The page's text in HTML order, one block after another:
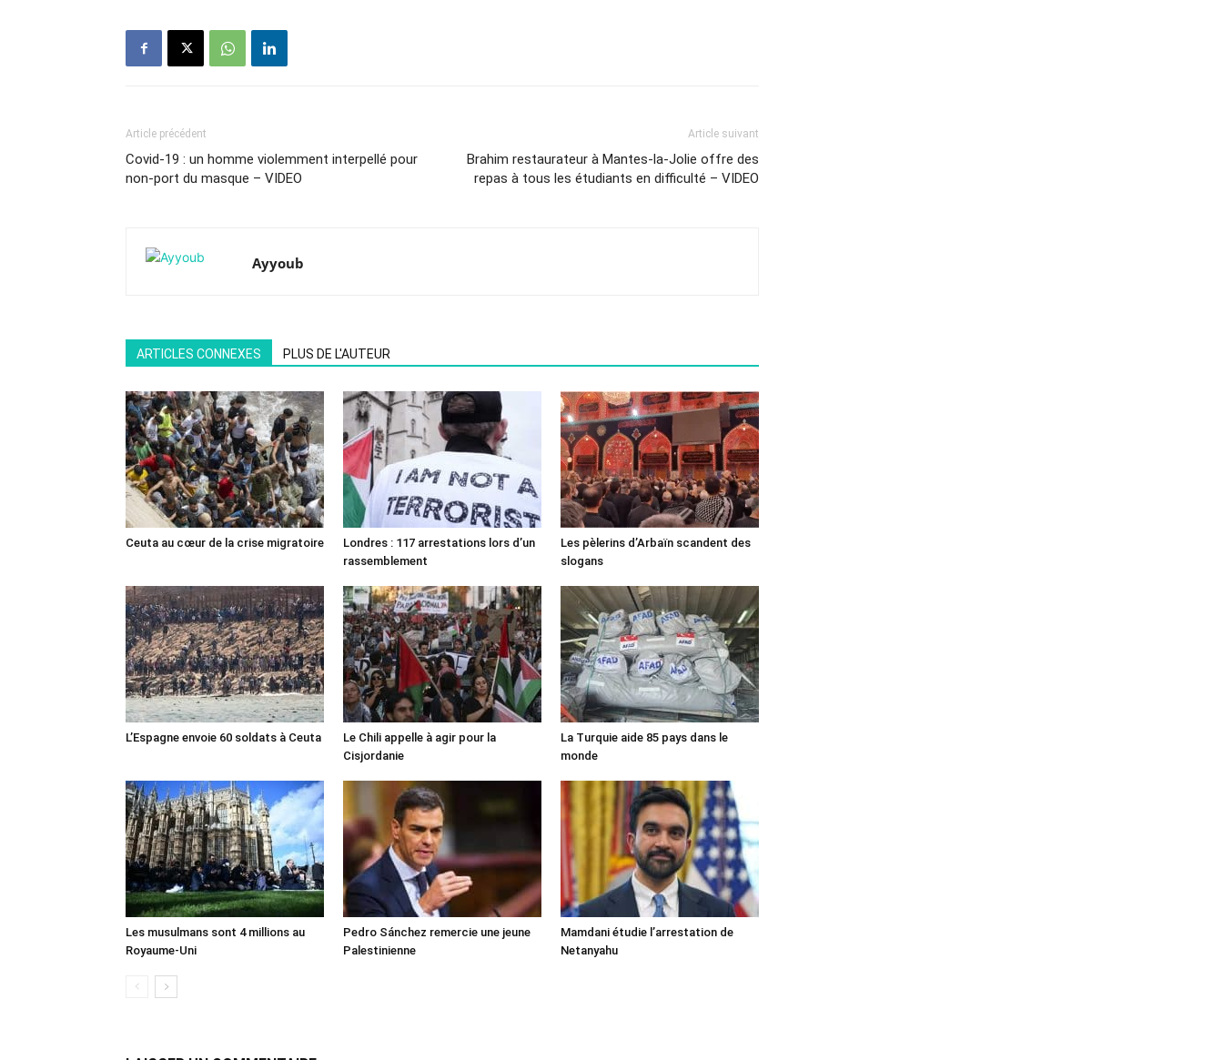
Article précédent
Covid-19 : un homme violemment interpellé pour
non-port du masque – VIDEO
Article suivant
Brahim restaurateur à Mantes-la-Jolie offre des
repas à tous les étudiants en difficulté – VIDEO
Ayyoub
ARTICLES CONNEXES PLUS DE L'AUTEUR
Ceuta au cœur de la crise migratoire
Londres : 117 arrestations lors d’un
rassemblement
Les pèlerins d’Arbaïn scandent des
slogans
L’Espagne envoie 60 soldats à Ceuta
Le Chili appelle à agir pour la
Cisjordanie
La Turquie aide 85 pays dans le
monde
Les musulmans sont 4 millions au
Royaume-Uni
Pedro Sánchez remercie une jeune
Palestinienne
Mamdani étudie l’arrestation de
Netanyahu